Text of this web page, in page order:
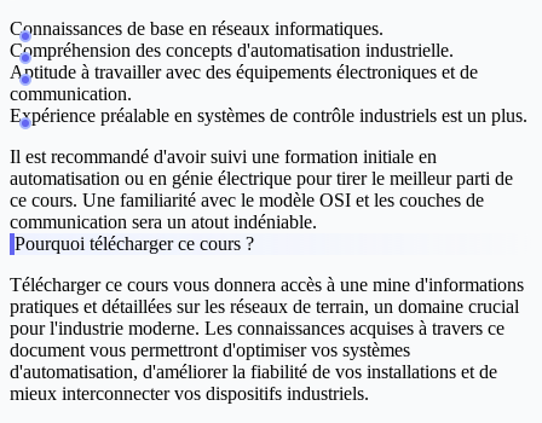
Connaissances de base en réseaux informatiques.
Compréhension des concepts d'automatisation industrielle.
Aptitude à travailler avec des équipements électroniques et de
communication.
Expérience préalable en systèmes de contrôle industriels est un plus.
Il est recommandé d'avoir suivi une formation initiale en
automatisation ou en génie électrique pour tirer le meilleur parti de
ce cours. Une familiarité avec le modèle OSI et les couches de
communication sera un atout indéniable.
Pourquoi télécharger ce cours ?
Télécharger ce cours vous donnera accès à une mine d'informations
pratiques et détaillées sur les réseaux de terrain, un domaine crucial
pour l'industrie moderne. Les connaissances acquises à travers ce
document vous permettront d'optimiser vos systèmes
d'automatisation, d'améliorer la fiabilité de vos installations et de
mieux interconnecter vos dispositifs industriels.